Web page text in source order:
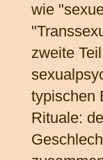
wie
zweite
typischen
Rituale: